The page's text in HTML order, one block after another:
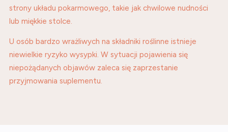
strony układu pokarmowego, takie jak chwilowe nudności
lub miękkie stolce.
U osób bardzo wrażliwych na składniki roślinne istnieje
niewielkie ryzyko wysypki. W sytuacji pojawienia się
niepożądanych objawów zaleca się zaprzestanie
przyjmowania suplementu.